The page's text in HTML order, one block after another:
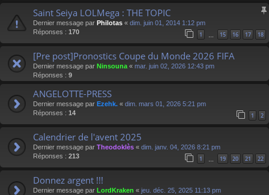
Saint Seiya LOLMega : THE TOPIC
Dernier message par Philotas « dim. juin 01, 2014 1:12 pm
Réponses : 170 1 … 15 16 17 18
[Pre post]Pronostics Coupe du Monde 2026 FIFA
Dernier message par Ninsouna « mar. juin 02, 2026 12:43 pm
Réponses : 9
ANGELOTTE-PRESS
Dernier message par Ezehk. « dim. mars 01, 2026 5:21 pm
Réponses : 14 1 2
Calendrier de l'avent 2025
Dernier message par Theodoklès « dim. janv. 04, 2026 8:21 pm
Réponses : 213 1 … 19 20 21 22
Donnez argent !!!
Dernier message par LordKraken « jeu. déc. 25, 2025 11:13 pm